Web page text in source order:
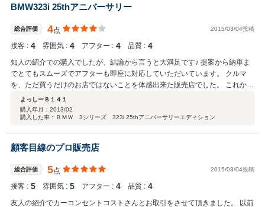
BMW323i 25thアニバーサリー
総合評価 4点 2015/03/04投稿
接客 : 4 雰囲気 : 4 アフター : 4 品質 : 4
知人の紹介での購入でしたが、結論から言うと大満足です♪ 提案から納車ま
でとてもスムーズでアフターも即座に対応していただいています。 クルマ
を、ただ買うだけのお店ではないことを体感出来た販売店でした。 これから
も末永く、お付き合いよろしくお願いします^^
よっしー８１４１
購入年月： 2013/02
購入した車：ＢＭＷ 3シリーズ 323i 25thアニバーサリーエディション
顧客目線のプロ販売店
総合評価 5点 2015/03/04投稿
接客 : 5 雰囲気 : 5 アフター : 4 品質 : 4
友人の紹介でカーコンセントコストさんとお取引をさせて頂きました。 以前